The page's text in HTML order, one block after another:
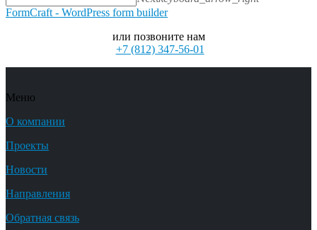
FormCraft - WordPress form builder
или позвоните нам
+7 (812) 347-56-01
Меню
О компании
Проекты
Новости
Направления
Обратная связь